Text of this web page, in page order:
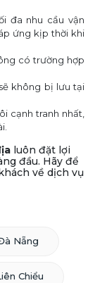
đa nhu cầu vận
ứng kịp thời khi
có trường hợp
không bị lưu tại
cạnh tranh nhất,
luôn đặt lợi
đầu. Hãy để
về dịch vụ
Nẵng
Chiểu